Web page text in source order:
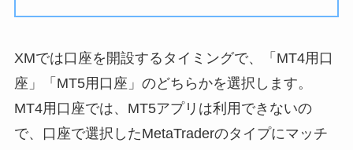
XMでは口座を開設するタイミングで、「MT4用口
座」「MT5用口座」のどちらかを選択します。
MT4用口座では、MT5アプリは利用できないの
で、口座で選択したMetaTraderのタイプにマッチ